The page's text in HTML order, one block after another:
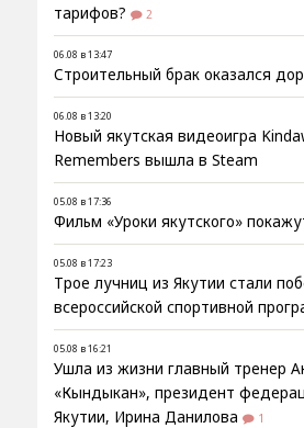
тарифов?
2
06.08 в 13:47
Строительный брак оказался
06.08 в 13:20
Новый якутская видеоигра
Remembers вышла в Steam
05.08 в 17:36
Фильм «Уроки якутского»
05.08 в 17:23
Трое лучниц из Якутии стали
всероссийской спортивной
05.08 в 16:21
Ушла из жизни главный тренер
«Кындыкан», президент
Якутии, Ирина Данилова
1